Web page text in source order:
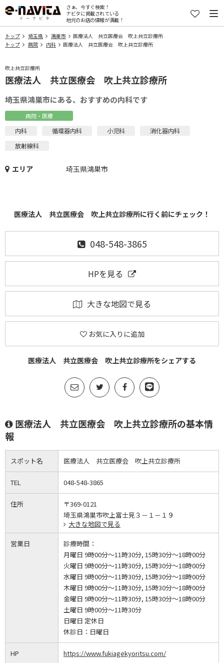
さぁ、今すぐ検索！
ナビタに掲載されている
地元のお店の情報が満載！
トップ 埼玉県 鴻巣市
医療法人 共立医療会 吹上共立診療所
トップ
病院 内科 医療法人 共立医療会 吹上共立診療所
吹上共立診療所
医療法人 共立医療会 吹上共立診療所
埼玉県鴻巣市にある、おすすめの内科です
病院・医療
内科 循環器内科 小児科
消化器内科
放射線科
エリア 埼玉県鴻巣市
医療法人 共立医療会 吹上共立診療所に行く前にチェック！
048-548-3865
HPを見る
大きな地図で見る
お気に入りに追加
医療法人 共立医療会 吹上共立診療所をシェアする
医療法人 共立医療会 吹上共立診療所の基本情
報
スポット名 医療法人 共立医療会 吹上共立診療所
TEL 048-548-3865
住所
〒369-0121
埼玉県鴻巣市吹上富士見３－１－１９
大きな地図で見る
営業日
診療時間：
月曜日 9時00分～11時30分, 15時30分～18時00分
火曜日 9時00分～11時30分, 15時30分～18時00分
水曜日 9時00分～11時30分, 15時30分～18時00分
木曜日 9時00分～11時30分, 15時30分～18時00分
金曜日 9時00分～11時30分, 15時30分～18時00分
土曜日 9時00分～11時30分
日曜日 定休日
休診日： 日曜日
HP https://www.fukiagekyoritsu.com/